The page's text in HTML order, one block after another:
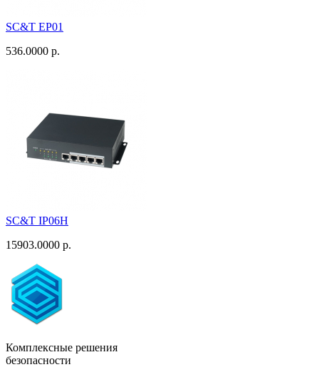
SC&T EP01
536.0000 р.
SC&T IP06H
15903.0000 р.
Комплексные решения
безопасности